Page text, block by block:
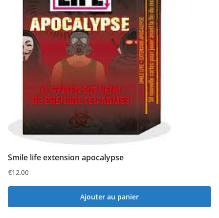
Smile life extension apocalypse
€12.00
Ajouter au panier